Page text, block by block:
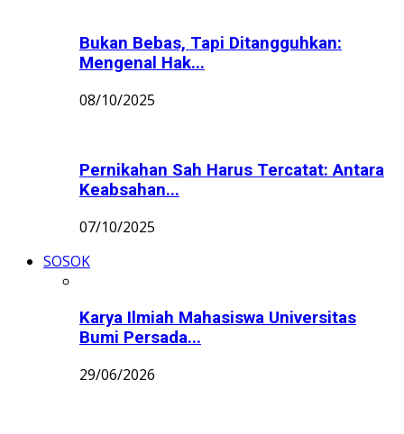
Bukan Bebas, Tapi Ditangguhkan:
Mengenal Hak...
08/10/2025
Pernikahan Sah Harus Tercatat: Antara
Keabsahan...
07/10/2025
SOSOK
Karya Ilmiah Mahasiswa Universitas
Bumi Persada...
29/06/2026